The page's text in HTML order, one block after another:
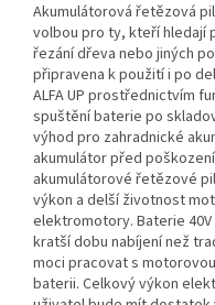
Akumulátorová řetězová
volbou pro ty, kteří hledají
řezání dřeva nebo jiných
připravena k použití i po
ALFA UP prostřednictvím
spuštění baterie po
výhod pro zahradnické
akumulátor před
akumulátorové řetězové
výkon a delší životnost
elektromotory. Baterie 40V
kratší dobu nabíjení než
moci pracovat s
baterii. Celkový výkon